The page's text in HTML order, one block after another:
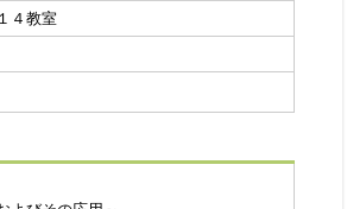
４教室